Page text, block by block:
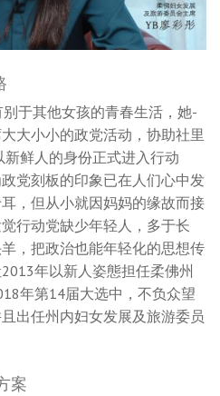
于其他女孩的青春生活，她-
大小小的政党活动，协助社里
鲜人的身份正式进入行动
党刻板的印象已在人们心中发
，但从小就因妈妈的缘故而接
行动党缺少年轻人，多于长
，把政治也能年轻化的思想传
年以新人姿態担任柔佛州
年第14届大选中，不负众望
出任州内妇女发展及旅游委员
案